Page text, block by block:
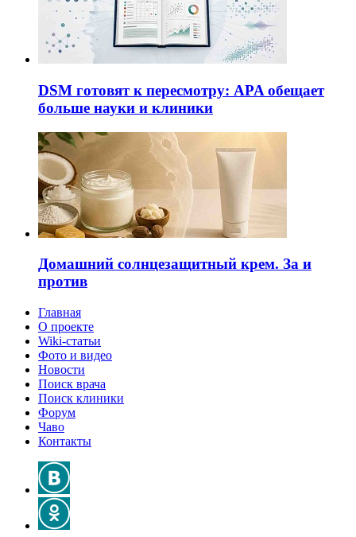
DSM готовят к пересмотру: APA обещает
больше науки и клиники
Домашний солнцезащитный крем. За и
против
Главная
О проекте
Wiki-статьи
Фото и видео
Новости
Поиск врача
Поиск клиники
Форум
Чаво
Контакты